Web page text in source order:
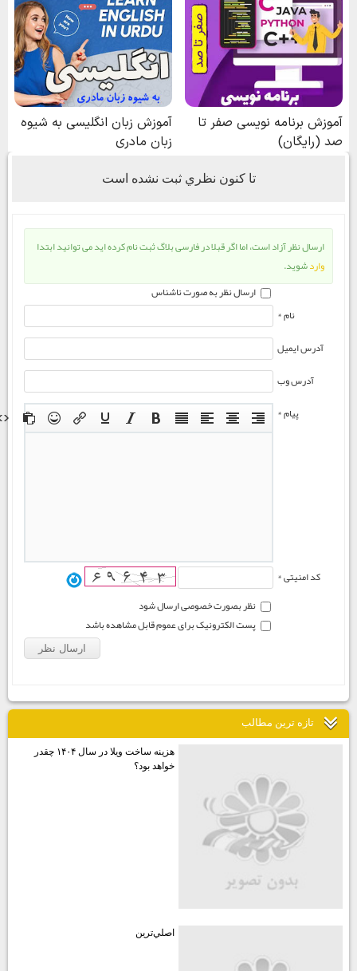
تا كنون نظري ثبت نشده است
ارسال نظر آزاد است، اما اگر قبلا در فارسی بلاگ ثبت نام کرده اید می توانید ابتدا
واردشوید.
ارسال نظر به صورت ناشناس
نام *
آدرس ایمیل
آدرس وب
پیام *
کد امنیتی *
نظر بصورت خصوصی ارسال شود
پست الکترونیک برای عموم قابل مشاهده باشد
تازه ترين مطالب
هزينه ساخت ويلا در سال ۱۴۰۴ چقدر
خواهد بود؟
اصلي‌ترين